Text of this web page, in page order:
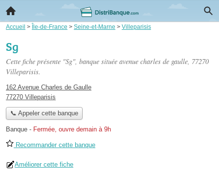
Accueil > Île-de-France > Seine-et-Marne > Villeparisis
Sg
Cette fiche présente "Sg", banque située avenue charles de gaulle, 77270
Villeparisis.
162 Avenue Charles de Gaulle
77270 Villeparisis
📞 Appeler cette banque
Banque - Fermée, ouvre demain à 9h
Recommander cette banque
Améliorer cette fiche